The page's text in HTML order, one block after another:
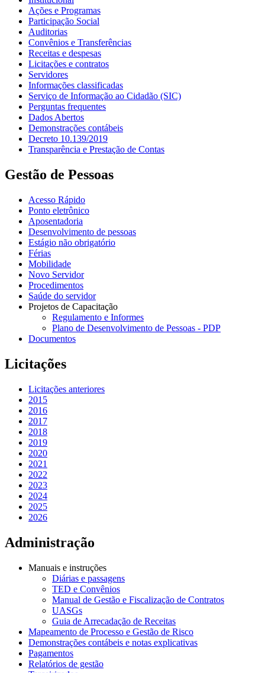
Ações e Programas
Participação Social
Auditorias
Convênios e Transferências
Receitas e despesas
Licitações e contratos
Servidores
Informações classificadas
Serviço de Informação ao Cidadão (SIC)
Perguntas frequentes
Dados Abertos
Demonstrações contábeis
Decreto 10.139/2019
Transparência e Prestação de Contas
Gestão de Pessoas
Acesso Rápido
Ponto eletrônico
Aposentadoria
Desenvolvimento de pessoas
Estágio não obrigatório
Férias
Mobilidade
Novo Servidor
Procedimentos
Saúde do servidor
Projetos de Capacitação
Regulamento e Informes
Plano de Desenvolvimento de Pessoas - PDP
Documentos
Licitações
Licitações anteriores
2015
2016
2017
2018
2019
2020
2021
2022
2023
2024
2025
2026
Administração
Manuais e instruções
Diárias e passagens
TED e Convênios
Manual de Gestão e Fiscalização de Contratos
UASGs
Guia de Arrecadação de Receitas
Mapeamento de Processo e Gestão de Risco
Demonstrações contábeis e notas explicativas
Pagamentos
Relatórios de gestão